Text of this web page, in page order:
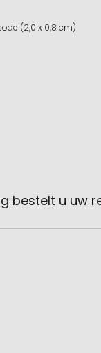
(2,0 x 0,8 cm)
bestelt u uw